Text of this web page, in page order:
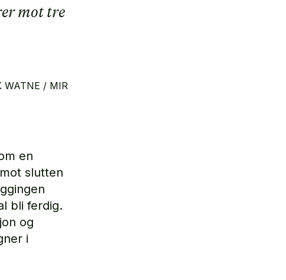
mot tre
WATNE / MIR
en
slutten
bli ferdig.
og
i